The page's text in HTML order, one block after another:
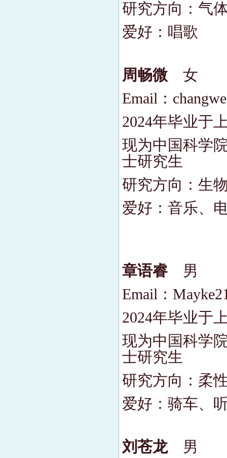
研究方向：气
爱好：唱歌
周畅微 女
Email：
2024年毕业于
现为中国科学
士研究生
研究方向：生
爱好：音乐、
章语睿 男
Email：
2024年毕业于
现为中国科学
士研究生
研究方向：柔
爱好：骑车、
刘苍龙 男